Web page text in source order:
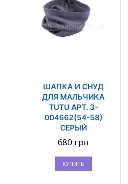
ШАПКА И СНУД
ДЛЯ МАЛЬЧИКА
TUTU АРТ. 3-
004662(54-58)
СЕРЫЙ
680 грн
КУПИТЬ